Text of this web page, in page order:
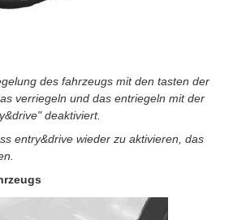
des fahrzeugs mit den tasten der
verriegeln und das entriegeln mit der
deaktiviert.
entry&drive wieder zu aktivieren, das